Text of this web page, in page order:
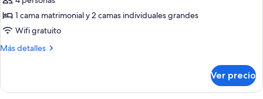
Habitación
cuádruple
1 cama matrimonial y 2 camas individuales grandes
Wifi gratuito
Más detalles
Más
cuádruple
Ver precio